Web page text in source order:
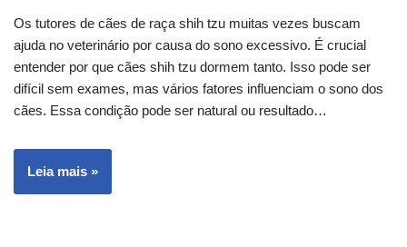
Os tutores de cães de raça shih tzu muitas vezes buscam
ajuda no veterinário por causa do sono excessivo. É crucial
entender por que cães shih tzu dormem tanto. Isso pode ser
difícil sem exames, mas vários fatores influenciam o sono dos
cães. Essa condição pode ser natural ou resultado…
Leia mais »